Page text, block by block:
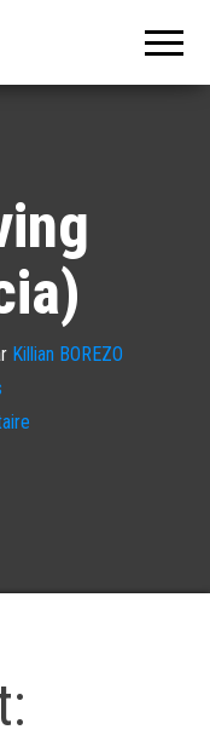
Killian BOREZO